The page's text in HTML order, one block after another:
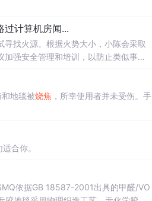
过计算机房闻...
寻找火源。根据火势大小，小陈会采取
强安全管理和培训，以防止类似事件
地毯被烧焦 ，所幸使用者并未受伤。手
合你。
依据GB 18587-2001出具的甲醛/VO